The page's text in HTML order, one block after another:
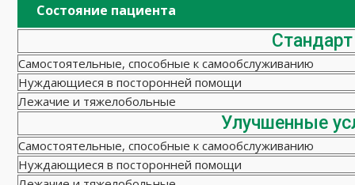
Состояние пациента
Стандарт
Самостоятельные, способные к самообслуживанию
Нуждающиеся в посторонней помощи
Лежачие и тяжелобольные
Улучшенные
Самостоятельные, способные к самообслуживанию
Нуждающиеся в посторонней помощи